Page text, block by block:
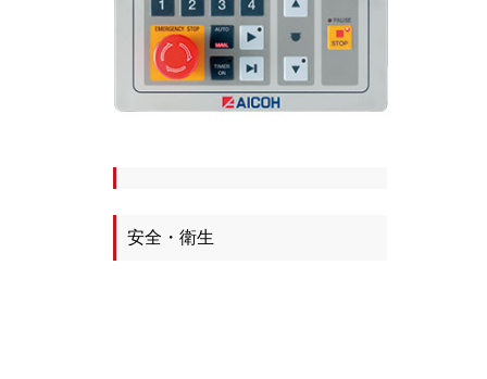
安全・衛生